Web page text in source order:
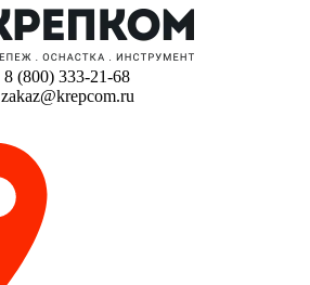
8 (800) 333-21-68
zakaz@krepcom.ru